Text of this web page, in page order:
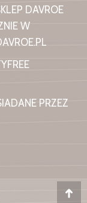
DAVROE
W
PRZEZ